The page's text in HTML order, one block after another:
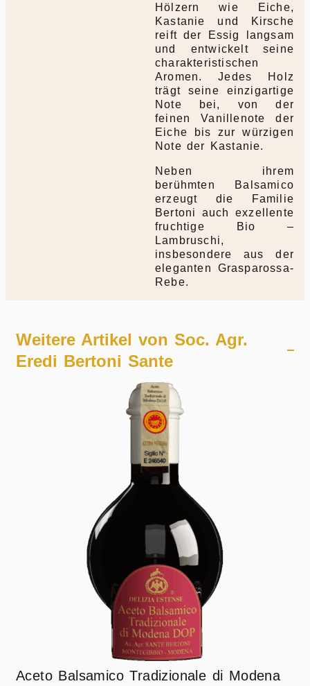
Hölzern wie Eiche,
Kastanie und Kirsche
reift der Essig langsam
und entwickelt seine
charakteristischen
Aromen. Jedes Holz
trägt seine einzigartige
Note bei, von der
feinen Vanillenote der
Eiche bis zur würzigen
Note der Kastanie.
Neben ihrem
berühmten Balsamico
erzeugt die Familie
Bertoni auch exzellente
fruchtige Bio –
Lambruschi,
insbesondere aus der
eleganten Grasparossa-
Rebe.
Weitere Artikel von Soc. Agr.
Eredi Bertoni Sante
Aceto Balsamico Tradizionale di Modena